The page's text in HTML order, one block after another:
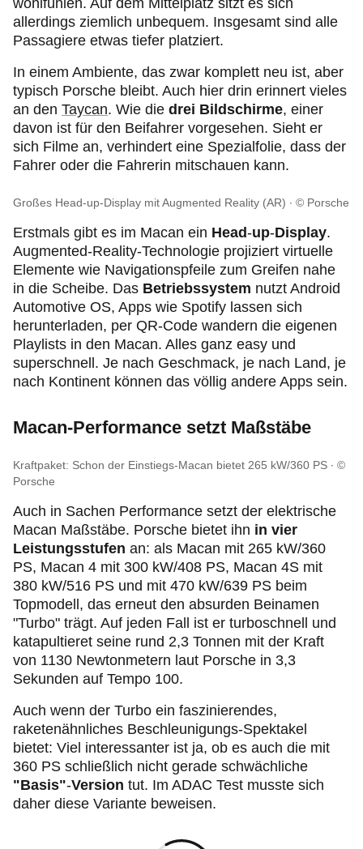
wohlfühlen. Auf dem Mittelplatz sitzt es sich
allerdings ziemlich unbequem. Insgesamt sind alle
Passagiere etwas tiefer platziert.
In einem Ambiente, das zwar komplett neu ist, aber
typisch Porsche bleibt. Auch hier drin erinnert vieles
an den Taycan. Wie die drei Bildschirme, einer
davon ist für den Beifahrer vorgesehen. Sieht er
sich Filme an, verhindert eine Spezialfolie, dass der
Fahrer oder die Fahrerin mitschauen kann.
Großes Head-up-Display mit Augmented Reality (AR) © Porsche
Erstmals gibt es im Macan ein Head-up-Display.
Augmented-Reality-Technologie projiziert virtuelle
Elemente wie Navigationspfeile zum Greifen nahe
in die Scheibe. Das Betriebssystem nutzt Android
Automotive OS, Apps wie Spotify lassen sich
herunterladen, per QR-Code wandern die eigenen
Playlists in den Macan. Alles ganz easy und
superschnell. Je nach Geschmack, je nach Land, je
nach Kontinent können das völlig andere Apps sein.
Macan-Performance setzt Maßstäbe
Kraftpaket: Schon der Einstiegs-Macan bietet 265 kW/360 PS
©
Porsche
Auch in Sachen Performance setzt der elektrische
Macan Maßstäbe. Porsche bietet ihn in vier
Leistungsstufen an: als Macan mit 265 kW/360
PS, Macan 4 mit 300 kW/408 PS, Macan 4S mit
380 kW/516 PS und mit 470 kW/639 PS beim
Topmodell, das erneut den absurden Beinamen
"Turbo" trägt. Auf jeden Fall ist er turboschnell und
katapultieret seine rund 2,3 Tonnen mit der Kraft
von 1130 Newtonmetern laut Porsche in 3,3
Sekunden auf Tempo 100.
Auch wenn der Turbo ein faszinierendes,
raketenähnliches Beschleunigungs-Spektakel
bietet: Viel interessanter ist ja, ob es auch die mit
360 PS schließlich nicht gerade schwächliche
"Basis"-Version tut. Im ADAC Test musste sich
daher diese Variante beweisen.